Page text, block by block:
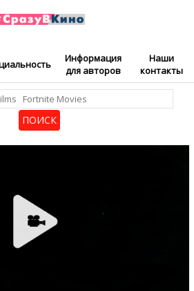
Информация
для авторов
Наши
контакты